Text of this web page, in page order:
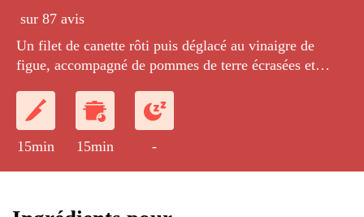
sur 87 avis
Un filet de canette rôti puis déglacé au vinaigre de
figue, accompagné de pommes de terre écrasées et
15min 15min -